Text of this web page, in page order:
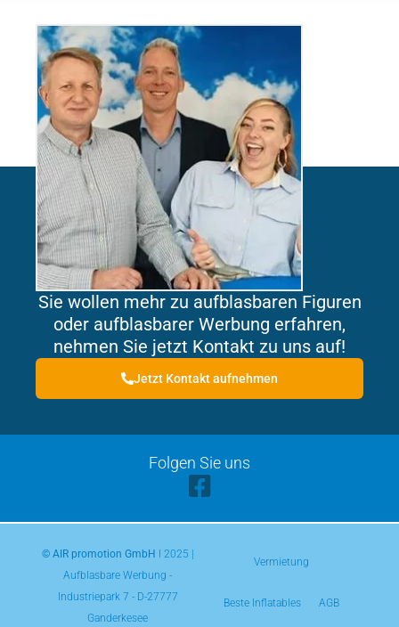
Sie wollen mehr zu aufblasbaren Figuren
oder aufblasbarer Werbung erfahren,
nehmen Sie jetzt Kontakt zu uns auf!
Jetzt Kontakt aufnehmen
Folgen Sie uns
© AIR promotion GmbH
l 2025 |
Aufblasbare Werbung -
Industriepark 7 - D-27777
Ganderkesee
Vermietung
Beste Inflatables AGB